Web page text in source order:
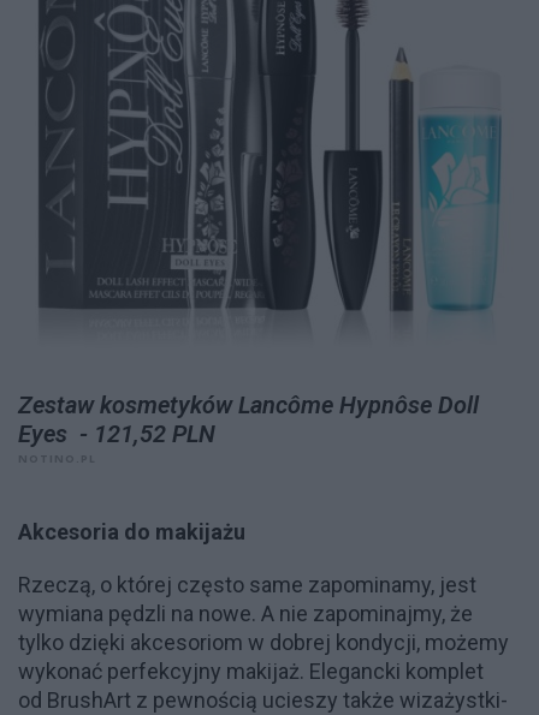
Zestaw kosmetyków Lancôme Hypnôse Doll
Eyes - 121,52 PLN
Akcesoria do makijażu
Rzeczą, o której często same zapominamy, jest
wymiana pędzli na nowe. A nie zapominajmy, że
tylko dzięki akcesoriom w dobrej kondycji, możemy
wykonać perfekcyjny makijaż. Elegancki komplet
od BrushArt z pewnością ucieszy także wizażystki-